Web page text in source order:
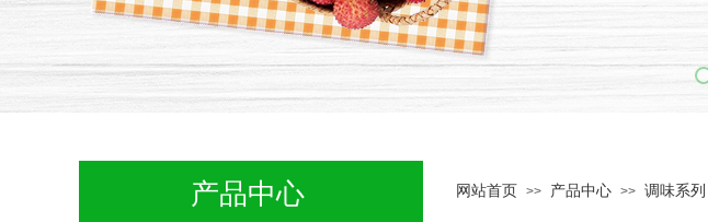
产品中心 网站首页 >> 产品中心 >> 调味系列